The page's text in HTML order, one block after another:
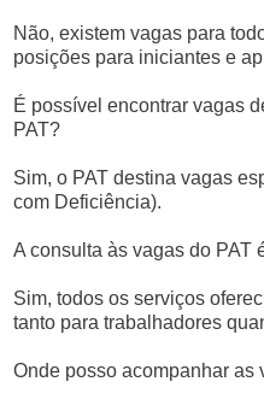
Não, existem vagas para
posições para iniciantes e
É possível encontrar vagas
PAT?
Sim, o PAT destina vagas
com Deficiência).
A consulta às vagas do PAT
Sim, todos os serviços
tanto para trabalhadores
Onde posso acompanhar as